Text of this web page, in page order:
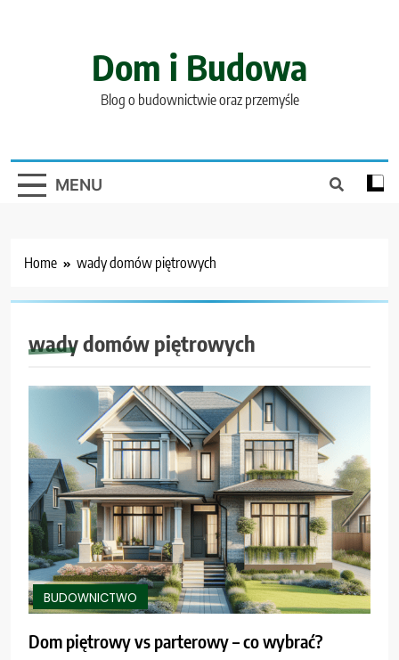
Dom i Budowa
Blog o budownictwie oraz przemyśle
MENU
Home wady domów piętrowych
wady domów piętrowych
BUDOWNICTWO
Dom piętrowy vs parterowy – co wybrać?